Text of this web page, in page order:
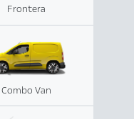
Frontera
Combo Van